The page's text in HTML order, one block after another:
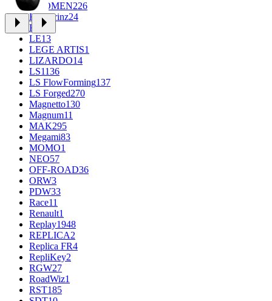
KHOMEN226
Kronprinz24
KT23
LE13
LEGE ARTIS1
LIZARDO14
LS1136
LS FlowForming137
LS Forged270
Magnetto130
Magnum11
MAK295
Megami83
MOMO1
NEO57
OFF-ROAD36
ORW3
PDW33
Race11
Renault1
Replay1948
REPLICA2
Replica FR4
RepliKey2
RGW27
RoadWiz1
RST185